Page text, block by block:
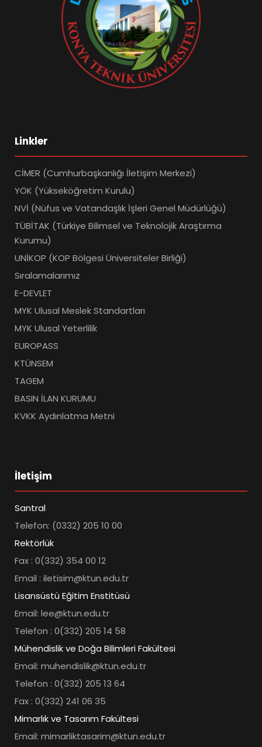
Linkler
CİMER (Cumhurbaşkanlığı İletişim Merkezi)
YÖK (Yükseköğretim Kurulu)
NVİ (Nüfus ve Vatandaşlık İşleri Genel Müdürlüğü)
TÜBİTAK (Türkiye Bilimsel ve Teknolojik Araştırma
Kurumu)
UNİKOP (KOP Bölgesi Üniversiteler Birliği)
Sıralamalarımız
E-DEVLET
MYK Ulusal Meslek Standartları
MYK Ulusal Yeterlilik
EUROPASS
KTÜNSEM
TAGEM
BASIN İLAN KURUMU
KVKK Aydınlatma Metni
İletişim
Santral
Telefon: (0332) 205 10 00
Rektörlük
Fax : 0(332) 354 00 12
Email : iletisim@ktun.edu.tr
Lisansüstü Eğitim Enstitüsü
Email: lee@ktun.edu.tr
Telefon : 0(332) 205 14 58
Mühendislik ve Doğa Bilimleri Fakültesi
Email: muhendislik@ktun.edu.tr
Telefon : 0(332) 205 13 64
Fax : 0(332) 241 06 35
Mimarlık ve Tasarım Fakültesi
Email: mimarliktasarim@ktun.edu.tr